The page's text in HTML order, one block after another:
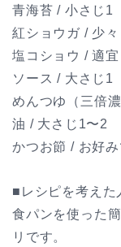
青海苔 / 小さじ1
紅ショウガ / 少々
塩コショウ / 適宜
ソース / 大さじ1
めんつゆ（三倍
油 / 大さじ1〜2
かつお節 / お好
■レシピを考えた
食パンを使った
リです。